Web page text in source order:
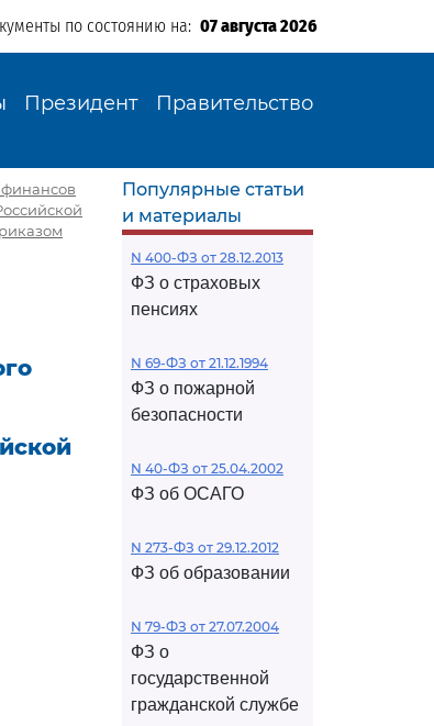
по состоянию на: 07 августа 2026
Президент Правительство
Популярные статьи
и материалы
N 400-ФЗ от 28.12.2013
ФЗ о страховых
пенсиях
N 69-ФЗ от 21.12.1994
ФЗ о пожарной
безопасности
N 40-ФЗ от 25.04.2002
ФЗ об ОСАГО
N 273-ФЗ от 29.12.2012
ФЗ об образовании
N 79-ФЗ от 27.07.2004
ФЗ о
государственной
гражданской службе